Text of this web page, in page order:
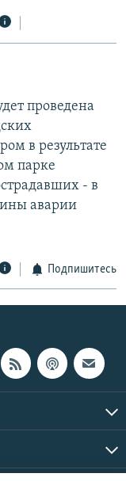
проведена
в результате
парке
- в
аварии
Подпишитесь